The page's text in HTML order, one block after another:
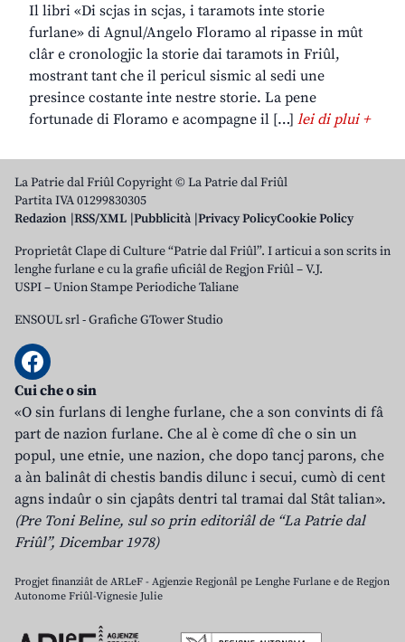
Il libri «Di scjas in scjas, i taramots inte storie
furlane» di Agnul/Angelo Floramo al ripasse in mût
clâr e cronologjic la storie dai taramots in Friûl,
mostrant tant che il pericul sismic al sedi une
presince costante inte nestre storie. La pene
fortunade di Floramo e acompagne il […] lei di plui +
La Patrie dal Friûl Copyright © La Patrie dal Friûl
Partita IVA 01299830305
Redazion RSS/XML Pubblicità Privacy PolicyCookie Policy
Proprietât Clape di Culture “Patrie dal Friûl”. I articui a son scrits in
lenghe furlane e cu la grafie uficiâl de Regjon Friûl – V.J.
USPI – Union Stampe Periodiche Taliane
ENSOUL srl-Grafiche GTower Studio
Cui che o sin
«O sin furlans di lenghe furlane, che a son convints di fâ
part de nazion furlane. Che al è come dî che o sin un
popul, une etnie, une nazion, che dopo tancj parons, che
a àn balinât di chestis bandis dilunc i secui, cumò di cent
agns indaûr o sin cjapâts dentri tal tramai dal Stât talian».
(Pre Toni Beline, sul so prin editoriâl de “La Patrie dal
Friûl”, Dicembar 1978)
Progjet finanziât de ARLeF - Agjenzie Regjonâl pe Lenghe Furlane e de Regjon
Autonome Friûl-Vignesie Julie